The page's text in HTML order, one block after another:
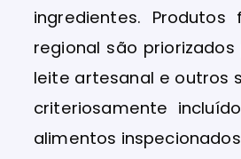
ingredientes.
regional são
leite artesanal e outros
criteriosamente
alimentos